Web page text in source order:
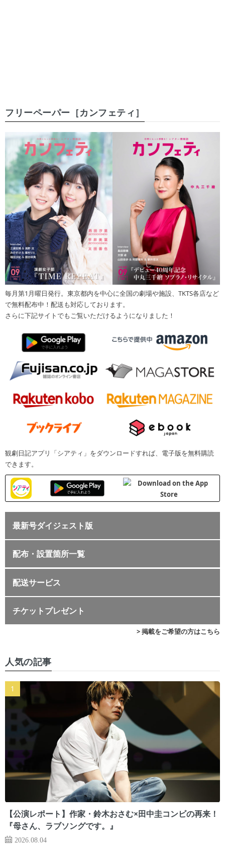
フリーペーパー［カンフェティ］
毎月第1月曜日発行。東京都内を中心に全国の劇場や施設、TKTS各店など
で無料配布中！配送も対応しております。
さらに下記サイトでもご覧いただけるようになりました！
観劇日記アプリ「シアティ」をダウンロードすれば、電子版を無料購読
できます。
最新号ダイジェスト版
配布・設置箇所一覧
配送サービス
チケットプレゼント
> 掲載をご希望の方はこちら
人気の記事
【公演レポート】作家・鈴木おさむ×田中圭コンビの再来！
『母さん、ラブソングです。』
2026.08.04